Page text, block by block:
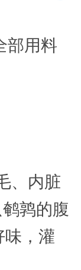
部用料
、内脏
鹑的腹
味，灌